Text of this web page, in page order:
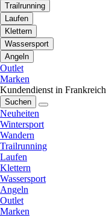
Trailrunning
Laufen
Klettern
Wassersport
Angeln
Outlet
Marken
Kundendienst in Frankreich
Suchen
Neuheiten
Wintersport
Wandern
Trailrunning
Laufen
Klettern
Wassersport
Angeln
Outlet
Marken